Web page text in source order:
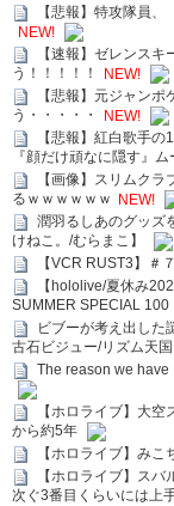
【悲報】特攻隊員
NEW!
【速報】ゼレンス
う！！！！！
NEW!
【悲報】元ジャン
う・・・・・
NEW!
【悲報】紅白歌手
『顔だけ頑なに隠す』
【画像】スリムク
るｗｗｗｗｗｗ NEW!
潤羽るしあのグッズ
けねこ。/むらまこ】
【VCR RUST3】＃
【hololive/夏休み
SUMMER SPECIAL
ビブーが考え出した
古石ビジュー/リズム天国
The reason we
【ホロライブ】大
から約5年
【ホロライブ】みこ
【ホロライブ】ス
次ぐ3番目くらいには上